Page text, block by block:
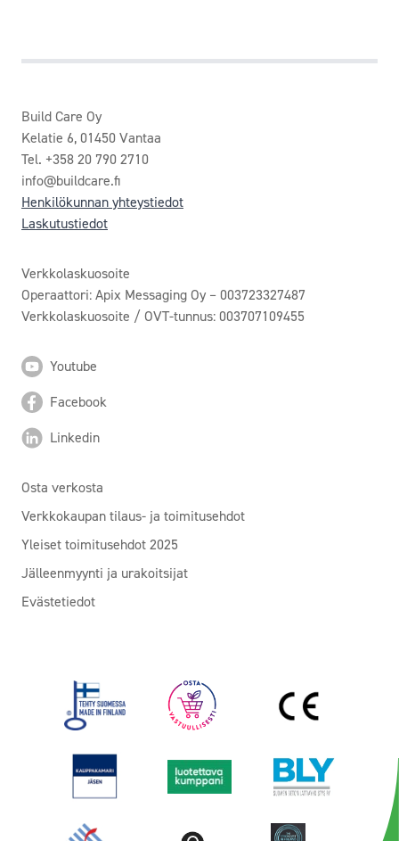
Build Care Oy
Kelatie 6, 01450 Vantaa
Tel. +358 20 790 2710
info@buildcare.fi
Henkilökunnan yhteystiedot
Laskutustiedot
Verkkolaskuosoite
Operaattori: Apix Messaging Oy – 003723327487
Verkkolaskuosoite / OVT-tunnus: 003707109455
Youtube
Facebook
Linkedin
Osta verkosta
Verkkokaupan tilaus- ja toimitusehdot
Yleiset toimitusehdot 2025
Jälleenmyynti ja urakoitsijat
Evästetiedot